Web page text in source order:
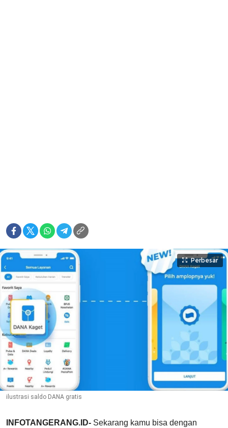
Perbesar
ilustrasi saldo DANA gratis
INFOTANGERANG.ID- Sekarang kamu bisa dengan